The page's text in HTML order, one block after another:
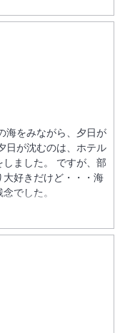
ンジして提供して頂
のコーヒーサーバー
れスタッフさんの丁
スカーテンの破れは
海をみながら、夕日が
日が沈むのは、ホテル
ました。 ですが、部
好きだけど・・・海
でした。